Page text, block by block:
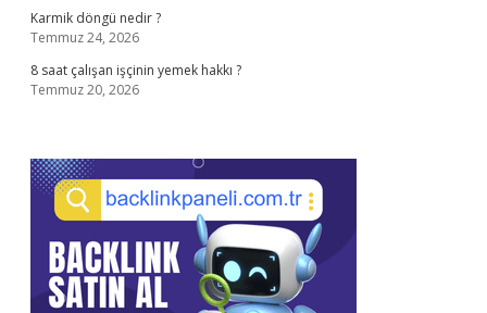
Karmik döngü nedir ?
Temmuz 24, 2026
8 saat çalışan işçinin yemek hakkı ?
Temmuz 20, 2026